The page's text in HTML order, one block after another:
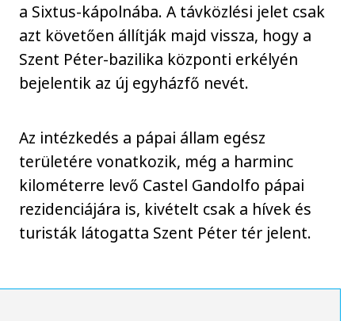
a Sixtus-kápolnába. A távközlési jelet csak
azt követően állítják majd vissza, hogy a
Szent Péter-bazilika központi erkélyén
bejelentik az új egyházfő nevét.
Az intézkedés a pápai állam egész
területére vonatkozik, még a harminc
kilométerre levő Castel Gandolfo pápai
rezidenciájára is, kivételt csak a hívek és
turisták látogatta Szent Péter tér jelent.